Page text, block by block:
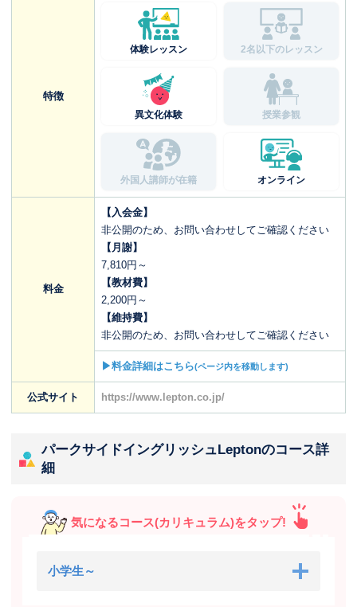
特徴
体験レッスン 2名以下のレッスン
異文化体験 授業参観
外国人講師が在籍 オンライン
料金
【入会金】
非公開のため、お問い合わせしてご確認ください
【月謝】
7,810円～
【教材費】
2,200円～
【維持費】
非公開のため、お問い合わせしてご確認ください
▶料金詳細はこちら(ページ内を移動します)
公式サイト https://www.lepton.co.jp/
パークサイドイングリッシュLeptonのコース詳
細
気になるコース(カリキュラム)をタップ!
小学生～